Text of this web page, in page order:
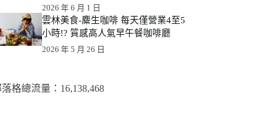
2026 年 6 月 1 日
雲林美食-麋生咖啡 每天僅營業4至5
小時!? 質感高人氣早午餐咖啡廳
2026 年 5 月 26 日
格總流量：​16,138,468